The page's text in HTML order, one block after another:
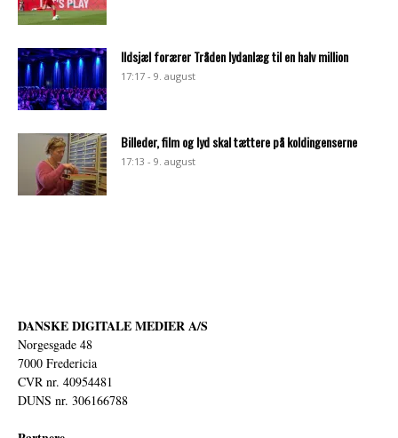
Ildsjæl forærer Tråden lydanlæg til en halv million
17:17 - 9. august
Billeder, film og lyd skal tættere på koldingenserne
17:13 - 9. august
DANSKE DIGITALE MEDIER A/S
Norgesgade 48
7000 Fredericia
CVR nr. 40954481
DUNS nr. 306166788